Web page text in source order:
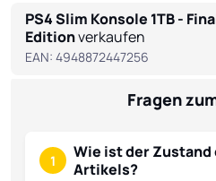
PS4 Slim Konsole 1TB -
Editionverkaufen
EAN: 4948872447256
Fragen
1
Wie ist der Zustand
Artikels?